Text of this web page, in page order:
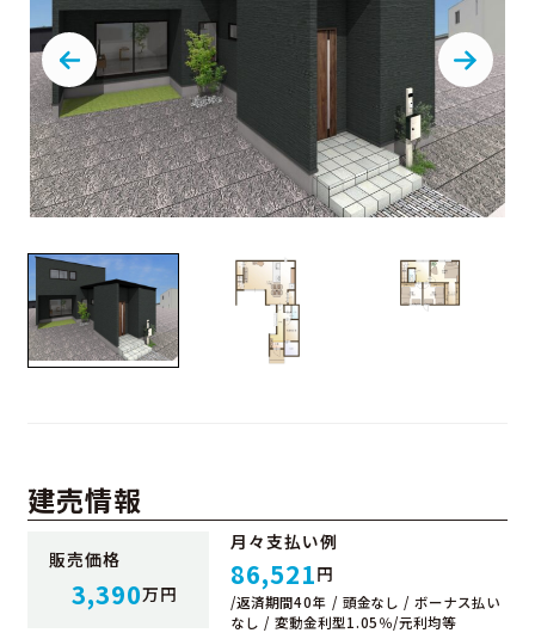
建売情報
販売価格
3,390万円
月々支払い例
86,521円
/返済期間40年 / 頭金なし / ボーナス払い
なし / 変動金利型1.05％/元利均等